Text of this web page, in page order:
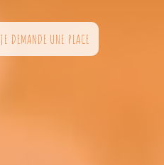
JE DEMANDE UNE PLACE